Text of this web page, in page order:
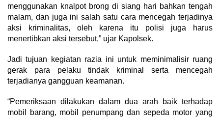
menggunakan knalpot brong di siang hari bahkan tengah
malam, dan juga ini salah satu cara mencegah terjadinya
aksi kriminalitas, oleh karena itu polisi juga harus
menertibkan aksi tersebut,” ujar Kapolsek.
Jadi tujuan kegiatan razia ini untuk meminimalisir ruang
gerak para pelaku tindak kriminal serta mencegah
terjadianya gangguan keamanan.
“Pemeriksaan dilakukan dalam dua arah baik terhadap
mobil barang, mobil penumpang dan sepeda motor yang